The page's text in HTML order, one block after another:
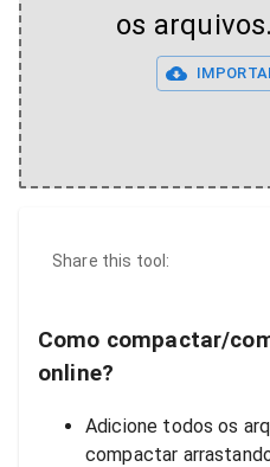
os arquivos.
Share this tool:
Como compactar/
online?
Adicione todos os
compactar